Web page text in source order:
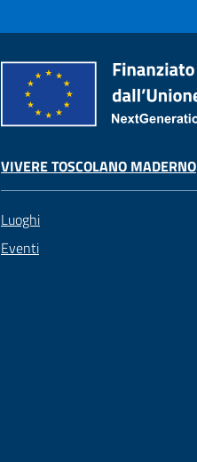
VIVERE TOSCOLANO MADERNO
Luoghi
Eventi